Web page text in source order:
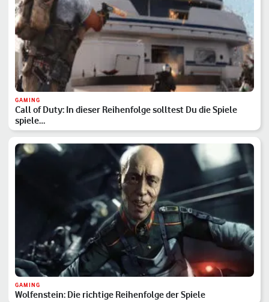
GAMING
Call of Duty: In dieser Reihenfolge solltest Du die Spiele
spiele…
GAMING
Wolfenstein: Die richtige Reihenfolge der Spiele